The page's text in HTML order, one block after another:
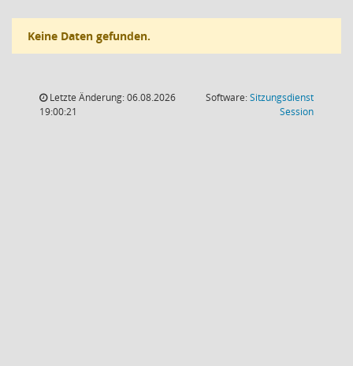
Keine Daten gefunden.
Letzte Änderung: 06.08.2026
19:00:21
Software:Sitzungsdienst
Session(Wird in